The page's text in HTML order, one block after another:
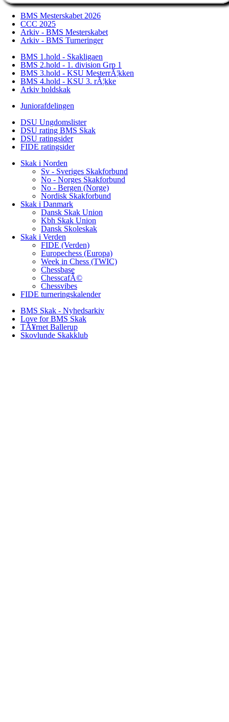
BMS Mesterskabet 2026
CCC 2025
Arkiv - BMS Mesterskabet
Arkiv - BMS Turneringer
BMS 1.hold - Skakligaen
BMS 2.hold - 1. division Grp 1
BMS 3.hold - KSU MesterrÃ¦kken
BMS 4.hold - KSU 3. rÃ¦kke
Arkiv holdskak
Juniorafdelingen
DSU Ungdomslister
DSU rating BMS Skak
DSU ratingsider
FIDE ratingsider
Skak i Norden
Sv - Sveriges Skakforbund
No - Norges Skakforbund
No - Bergen (Norge)
Nordisk Skakforbund
Skak i Danmark
Dansk Skak Union
Kbh Skak Union
Dansk Skoleskak
Skak i Verden
FIDE (Verden)
Europechess (Europa)
Week in Chess (TWIC)
Chessbase
ChesscafÃ©
Chessvibes
FIDE turneringskalender
BMS Skak - Nyhedsarkiv
Love for BMS Skak
TÃ¥rnet Ballerup
Skovlunde Skakklub